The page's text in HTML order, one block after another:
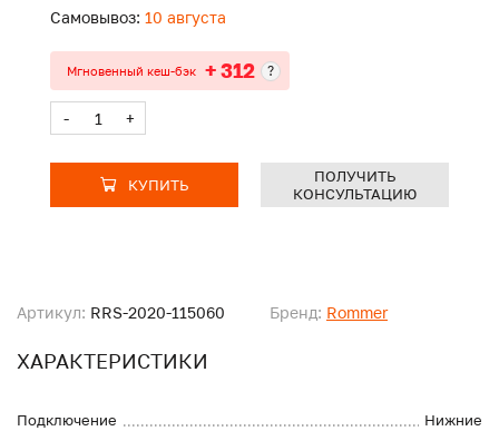
Артикул: RRS-2020-115060 Бренд: Rommer
ХАРАКТЕРИСТИКИ
Подключение
Нижние
Самовывоз: 10 августа
Мгновенный кеш-бэк + 312 ?
- +
КУПИТЬ
ПОЛУЧИТЬ
КОНСУЛЬТАЦИЮ